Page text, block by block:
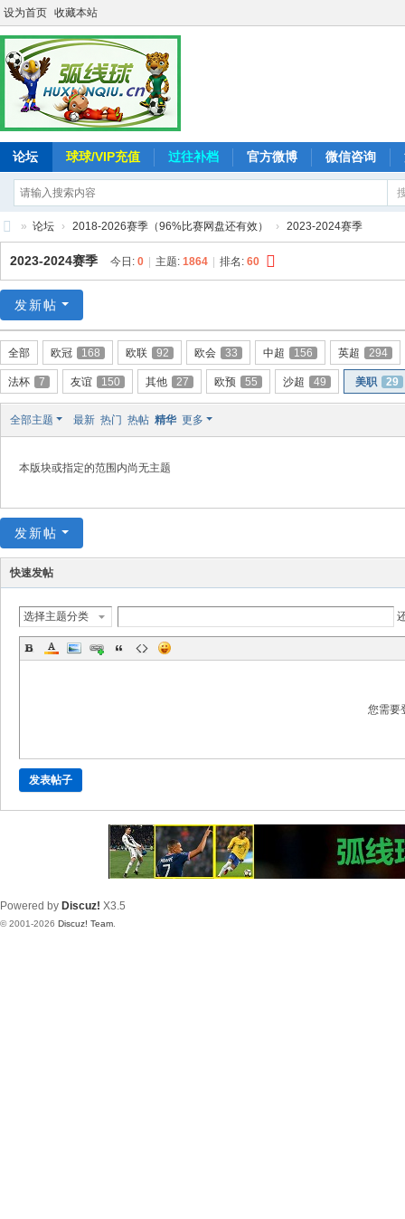
设为首页 收藏本站
论坛 球球/VIP充值 过往补档 官方微博 微信咨询
弧
线
-
追
求
致
» 论坛 › 2018-2026赛季（96%比赛网盘还有效） › 2023-2024赛季
2023-2024赛季 今日: 0 主题: 1864 排名: 60
发新帖
全部 欧冠 168 欧联 92 欧会 33 中超 156 英超 294
法杯 7 友谊 150 其他 27 欧预 55 沙超 49 美职 29
全部主题 最新 热门 热帖 精华 更多
本版块或指定的范围内尚无主题
发新帖
快速发帖
选择主题分类
您需要
发表帖子
Powered by Discuz! X3.5
© 2001-2026 Discuz! Team